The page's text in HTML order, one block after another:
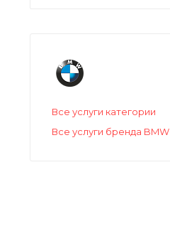
Все услуги категории
Все услуги бренда BMW